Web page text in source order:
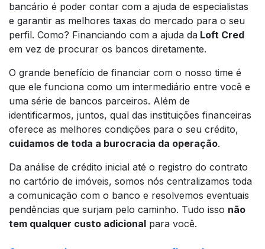
bancário é poder contar com a ajuda de especialistas
e garantir as melhores taxas do mercado para o seu
perfil. Como? Financiando com a ajuda da Loft Cred
em vez de procurar os bancos diretamente.
O grande benefício de financiar com o nosso time é
que ele funciona como um intermediário entre você e
uma série de bancos parceiros. Além de
identificarmos, juntos, qual das instituições financeiras
oferece as melhores condições para o seu crédito,
cuidamos de toda a burocracia da operação.
Da análise de crédito inicial até o registro do contrato
no cartório de imóveis, somos nós centralizamos toda
a comunicação com o banco e resolvemos eventuais
pendências que surjam pelo caminho. Tudo isso não
tem qualquer custo adicional para você.